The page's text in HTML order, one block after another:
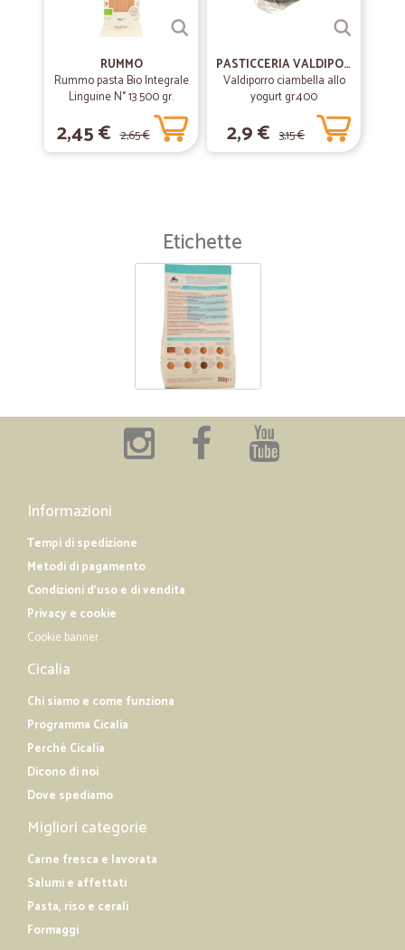
RUMMO
Rummo pasta Bio Integrale
Linguine N° 13 500 gr.
2,45 € 2,65 €
PASTICCERIA VALDIPORRO
Valdiporro ciambella allo
yogurt gr.400
2,9 € 3,15 €
Etichette
Informazioni
Tempi di spedizione
Metodi di pagamento
Condizioni d'uso e di vendita
Privacy e cookie
Cookie banner
Cicalia
Chi siamo e come funziona
Programma Cicalia
Perché Cicalia
Dicono di noi
Dove spediamo
Migliori categorie
Carne fresca e lavorata
Salumi e affettati
Pasta, riso e cerali
Formaggi